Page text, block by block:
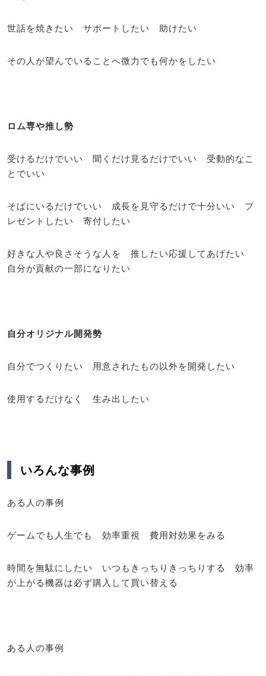
世話を焼きたい サポートしたい 助けたい
その人が望んでいることへ微力でも何かをしたい
ロム専や推し勢
受けるだけでいい 聞くだけ見るだけでいい 受動的なこ
とでいい
そばにいるだけでいい 成長を見守るだけで十分いい プ
レゼントしたい 寄付したい
好きな人や良さそうな人を 推したい応援してあげたい
自分が貢献の一部になりたい
自分オリジナル開発勢
自分でつくりたい 用意されたもの以外を開発したい
使用するだけなく 生み出したい
いろんな事例
ある人の事例
ゲームでも人生でも 効率重視 費用対効果をみる
時間を無駄にしたい いつもきっちりきっちりする 効率
が上がる機器は必ず購入して買い替える
ある人の事例